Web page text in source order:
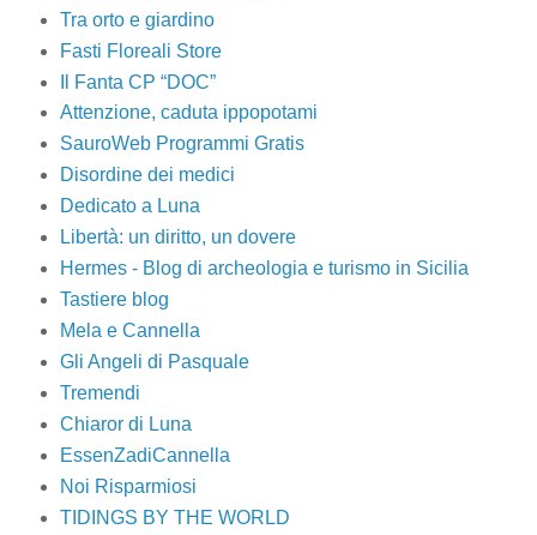
Tra orto e giardino
Fasti Floreali Store
Il Fanta CP “DOC”
Attenzione, caduta ippopotami
SauroWeb Programmi Gratis
Disordine dei medici
Dedicato a Luna
Libertà: un diritto, un dovere
Hermes - Blog di archeologia e turismo in Sicilia
Tastiere blog
Mela e Cannella
Gli Angeli di Pasquale
Tremendi
Chiaror di Luna
EssenZadiCannella
Noi Risparmiosi
TIDINGS BY THE WORLD